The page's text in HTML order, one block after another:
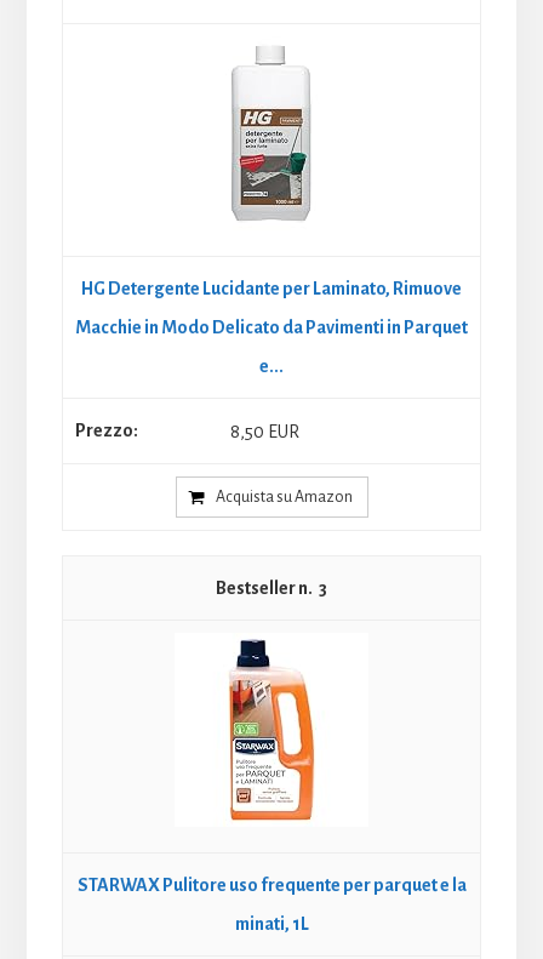
HG Detergente Lucidante per Laminato, Rimuove
Macchie in Modo Delicato da Pavimenti in Parquet
e...
8,50 EUR
Acquista su Amazon
3
STARWAX Pulitore uso frequente per parquet e la
minati, 1L